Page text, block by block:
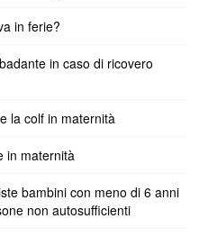
in ferie?
in caso di ricovero
la colf in maternità
in maternità
bambini con meno di 6 anni
non autosufficienti